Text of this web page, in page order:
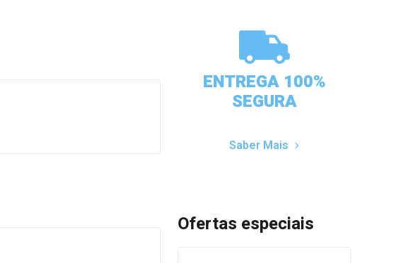
ENTREGA 100%
SEGURA
Saber Mais
Ofertas especiais